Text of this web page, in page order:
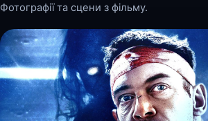
Фотографії та сцени з фільму.